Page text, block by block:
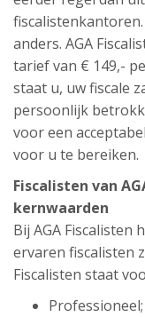
fiscalistenkantoren.
anders. AGA
tarief van € 149,-
staat u, uw fiscale
persoonlijk
voor een
voor u te bereiken.
Fiscalisten van
kernwaarden
Bij AGA Fiscalisten
ervaren fiscalisten
Fiscalisten staat
Professioneel;